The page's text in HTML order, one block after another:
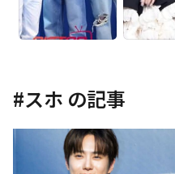
#スホ の記事